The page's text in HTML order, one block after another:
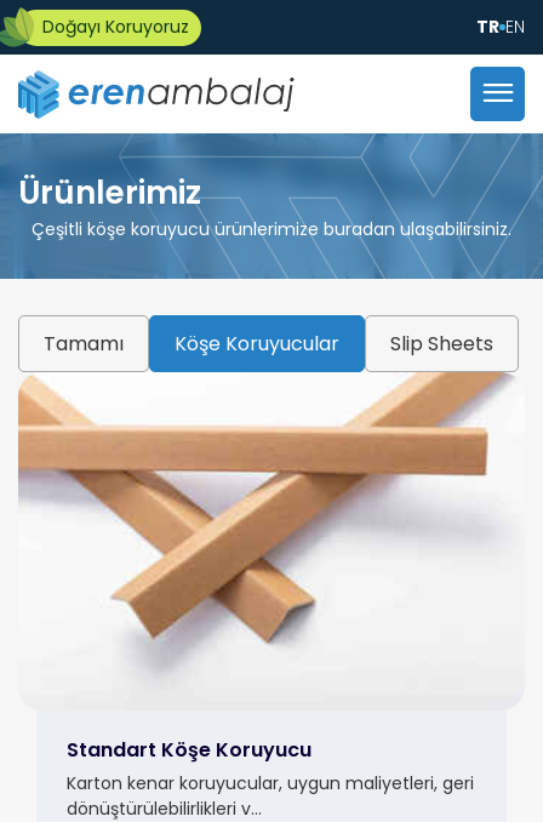
Doğayı Koruyoruz TR EN
Ürünlerimiz
Çeşitli köşe koruyucu ürünlerimize buradan ulaşabilirsiniz.
Tamamı Köşe Koruyucular Slip Sheets
Standart Köşe Koruyucu
Karton kenar koruyucular, uygun maliyetleri, geri
dönüştürülebilirlikleri v...